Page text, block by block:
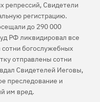
репрессий, Свидетели
регистрацию.
до 290 000
РФ ликвидировал все
богослужебных
отправлены сотни
Свидетелей Иеговы,
преследование и
им вред.